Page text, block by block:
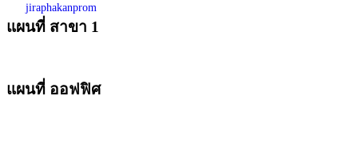
jiraphakanprom
แผนที่ สาขา 1
แผนที่ ออฟฟิศ